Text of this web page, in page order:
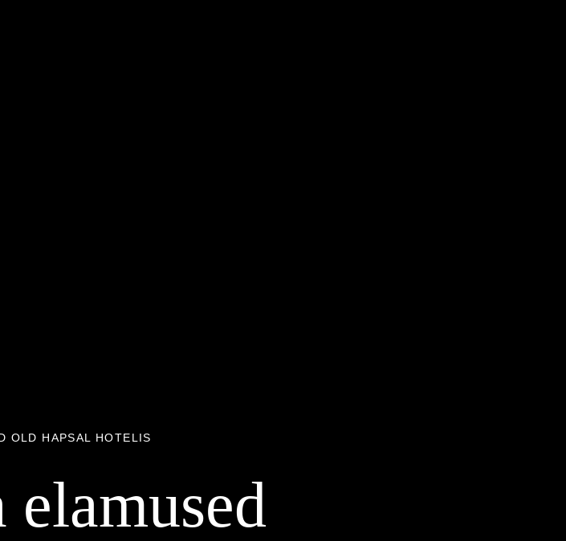
OLD HAPSAL HOTELIS
elamused